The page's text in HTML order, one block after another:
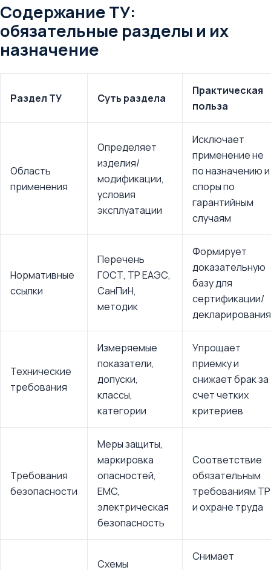
Содержание ТУ:
обязательные разделы и их
назначение
Раздел ТУ Суть раздела
Практическая
польза
Область
применения
Определяет
изделия/
модификации,
условия
эксплуатации
Исключает
применение не
по назначению и
споры по
гарантийным
случаям
Нормативные
ссылки
Перечень
ГОСТ, ТР ЕАЭС,
СанПиН,
методик
Формирует
доказательную
базу для
сертификации/
декларирования
Технические
требования
Измеряемые
показатели,
допуски,
классы,
категории
Упрощает
приемку и
снижает брак за
счет четких
критериев
Требования
безопасности
Меры защиты,
маркировка
опасностей,
EMC,
электрическая
безопасность
Соответствие
обязательным
требованиям ТР
и охране труда
Схемы
Снимает